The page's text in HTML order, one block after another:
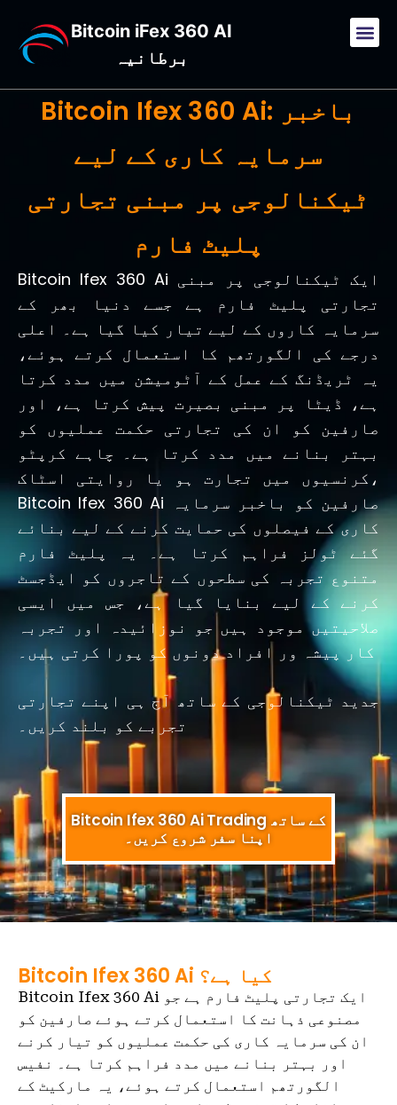
Bitcoin iFex 360 AI
برطانیہ
Bitcoin Ifex 360 Ai: باخبر
سرمایہ کاری کے لیے
ٹیکنالوجی پر مبنی تجارتی
پلیٹ فارم
Bitcoin Ifex 360 Ai ایک ٹیکنالوجی پر مبنی
تجارتی پلیٹ فارم ہے جسے دنیا بھر کے
سرمایہ کاروں کے لیے تیار کیا گیا ہے۔ اعلی
درجے کی الگورتھم کا استعمال کرتے ہوئے،
یہ ٹریڈنگ کے عمل کے آٹومیشن میں مدد کرتا
ہے، ڈیٹا پر مبنی بصیرت پیش کرتا ہے، اور
صارفین کو ان کی تجارتی حکمت عملیوں کو
بہتر بنانے میں مدد کرتا ہے۔ چاہے کرپٹو
کرنسیوں میں تجارت ہو یا روایتی اسٹاک،
Bitcoin Ifex 360 Ai صارفین کو باخبر سرمایہ
کاری کے فیصلوں کی حمایت کرنے کے لیے بنائے
گئے ٹولز فراہم کرتا ہے۔ یہ پلیٹ فارم
متنوع تجربہ کی سطحوں کے تاجروں کو ایڈجسٹ
کرنے کے لیے بنایا گیا ہے، جس میں ایسی
صلاحیتیں موجود ہیں جو نوزائیدہ اور تجربہ
کار پیشہ ور افراد دونوں کو پورا کرتی ہیں۔
جدید ٹیکنالوجی کے ساتھ آج ہی اپنے تجارتی
تجربے کو بلند کریں۔
Bitcoin Ifex 360 Ai Trading کے ساتھ
اپنا سفر شروع کریں۔
Bitcoin Ifex 360 Ai کیا ہے؟
Bitcoin Ifex 360 Ai ایک تجارتی پلیٹ فارم ہے جو
مصنوعی ذہانت کا استعمال کرتے ہوئے صارفین کو
ان کی سرمایہ کاری کی حکمت عملیوں کو تیار کرنے
اور بہتر بنانے میں مدد فراہم کرتا ہے۔ نفیس
الگورتھم استعمال کرتے ہوئے، یہ مارکیٹ کے